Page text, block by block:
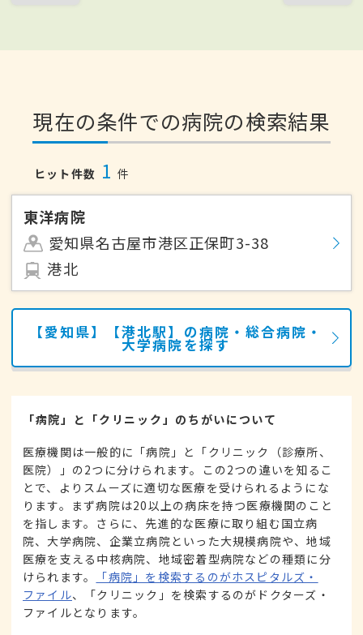
現在の条件での病院の検索結果
ヒット件数 1 件
東洋病院
愛知県名古屋市港区正保町3-38
港北
【愛知県】【港北駅】の病院・総合病院・
大学病院を探す
「病院」と「クリニック」のちがいについて
医療機関は一般的に「病院」と「クリニック（診療所、
医院）」の2つに分けられます。この2つの違いを知るこ
とで、よりスムーズに適切な医療を受けられるようにな
ります。まず病院は20以上の病床を持つ医療機関のこと
を指します。さらに、先進的な医療に取り組む国立病
院、大学病院、企業立病院といった大規模病院や、地域
医療を支える中核病院、地域密着型病院などの種類に分
けられます。
「病院」を検索するのがホスピタルズ・
ファイル、「クリニック」を検索するのがドクターズ・
ファイルとなります。